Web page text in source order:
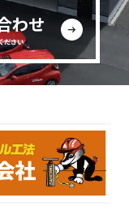
わせ
ださい